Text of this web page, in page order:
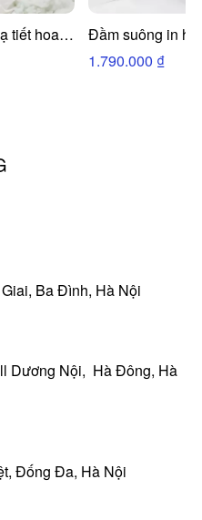
tiết hoa in
Đầm suông in
24HC0VA142IXD
1.790.000 ₫
Ba Đình, Hà Nội
Dương Nội, Hà Đông, Hà
Đống Đa, Hà Nội